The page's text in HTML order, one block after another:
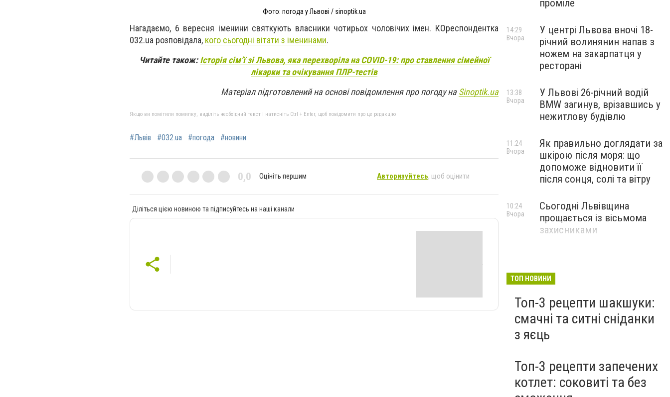
Фото: погода у Львові / sinoptik.ua
Нагадаємо, 6 вересня іменини святкують власники чотирьох чоловічих імен. КОреспондентка
032.ua розповідала, кого сьогодні вітати з іменинами.
Читайте також:Історія сім’ї зі Львова, яка перехворіла на COVID-19: про ставлення сімейної
лікарки та очікування ПЛР-тестів
Матеріал підготовлений на основі повідомлення про погоду наSinoptik.ua
Якщо ви помітили помилку, виділіть необхідний текст і натисніть Ctrl + Enter, щоб повідомити про це редакцію
#Львів #032.ua #погода #новини
0,0 Оцініть першим Авторизуйтесь, щоб оцінити
Діліться цією новиною та підписуйтесь на наші канали
проміле
У центрі Львова вночі 18-
річний волинянин напав з
ножем на закарпатця у
ресторані
14:29
Вчора
У Львові 26-річний водій
BMW загинув, врізавшись у
нежитлову будівлю
13:38
Вчора
Як правильно доглядати за
шкірою після моря: що
допоможе відновити її
після сонця, солі та вітру
11:24
Вчора
Сьогодні Львівщина
прощається із вісьмома
захисниками
10:24
Вчора
ТОП НОВИНИ
Топ-3 рецепти шакшуки:
смачні та ситні сніданки
з яєць
Топ-3 рецепти запечених
котлет: соковиті та без